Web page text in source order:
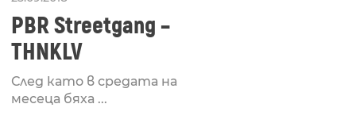
PBR Streetgang –
THNKLV
След като в средата на
месеца бяха ...